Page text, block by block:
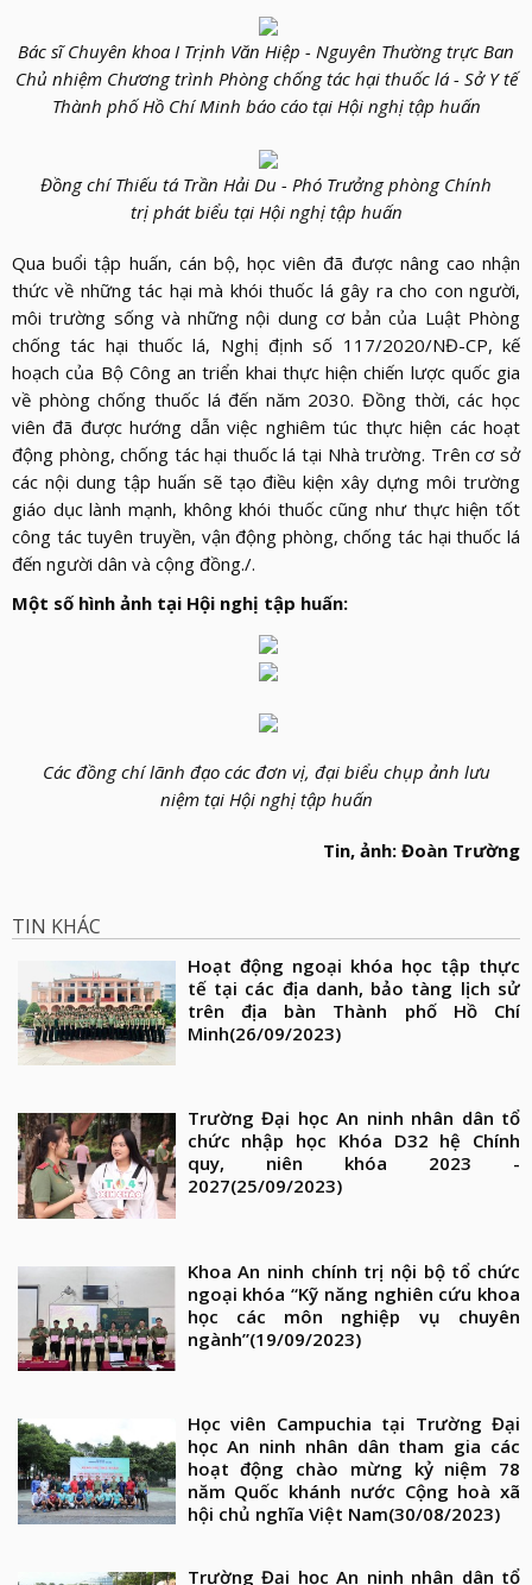
Bác sĩ Chuyên khoa I Trịnh Văn Hiệp - Nguyên Thường trực Ban
Chủ nhiệm Chương trình Phòng chống tác hại thuốc lá - Sở Y tế
Thành phố Hồ Chí Minh báo cáo tại Hội nghị tập huấn
Đồng chí Thiếu tá Trần Hải Du - Phó Trưởng phòng Chính
trị phát biểu tại Hội nghị tập huấn
Qua buổi tập huấn, cán bộ, học viên đã được nâng cao nhận
thức về những tác hại mà khói thuốc lá gây ra cho con người,
môi trường sống và những nội dung cơ bản của Luật Phòng
chống tác hại thuốc lá, Nghị định số 117/2020/NĐ-CP, kế
hoạch của Bộ Công an triển khai thực hiện chiến lược quốc gia
về phòng chống thuốc lá đến năm 2030. Đồng thời, các học
viên đã được hướng dẫn việc nghiêm túc thực hiện các hoạt
động phòng, chống tác hại thuốc lá tại Nhà trường. Trên cơ sở
các nội dung tập huấn sẽ tạo điều kiện xây dựng môi trường
giáo dục lành mạnh, không khói thuốc cũng như thực hiện tốt
công tác tuyên truyền, vận động phòng, chống tác hại thuốc lá
đến người dân và cộng đồng./.
Một số hình ảnh tại Hội nghị tập huấn:
Các đồng chí lãnh đạo các đơn vị, đại biểu chụp ảnh lưu
niệm tại Hội nghị tập huấn
Tin, ảnh: Đoàn Trường
TIN KHÁC
Hoạt động ngoại khóa học tập thực
tế tại các địa danh, bảo tàng lịch sử
trên địa bàn Thành phố Hồ Chí
Minh(26/09/2023)
Trường Đại học An ninh nhân dân tổ
chức nhập học Khóa D32 hệ Chính
quy, niên khóa 2023 -
2027(25/09/2023)
Khoa An ninh chính trị nội bộ tổ chức
ngoại khóa “Kỹ năng nghiên cứu khoa
học các môn nghiệp vụ chuyên
ngành”(19/09/2023)
Học viên Campuchia tại Trường Đại
học An ninh nhân dân tham gia các
hoạt động chào mừng kỷ niệm 78
năm Quốc khánh nước Cộng hoà xã
hội chủ nghĩa Việt Nam(30/08/2023)
Trường Đại học An ninh nhân dân tổ